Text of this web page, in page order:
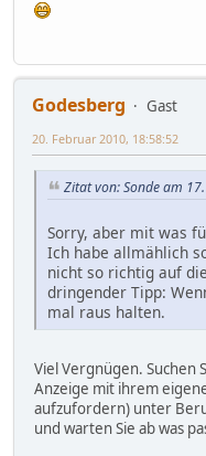
Godesberg
Gast
20. Februar 2010, 18:58:52
Zitat von: Sonde am
Sorry, aber mit was
Ich habe allmählich
nicht so richtig auf
dringender Tipp:
mal raus halten.
Viel Vergnügen. Suchen
Anzeige mit ihrem
aufzufordern) unter
und warten Sie ab was